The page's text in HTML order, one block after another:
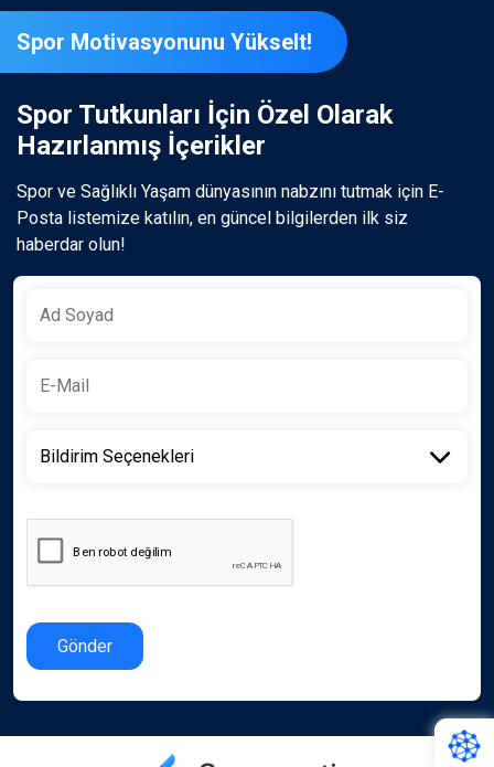
Spor Motivasyonunu Yükselt!
Spor Tutkunları İçin Özel Olarak
Hazırlanmış İçerikler
Spor ve Sağlıklı Yaşam dünyasının nabzını tutmak için E-
Posta listemize katılın, en güncel bilgilerden ilk siz
haberdar olun!
Gönder